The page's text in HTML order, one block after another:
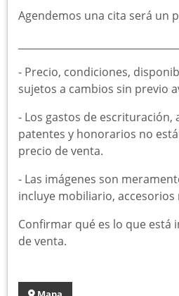
Agendemos una cita será un
-︎ Precio, condiciones,
sujetos a cambios sin previo
-︎ Los gastos de escrituración,
patentes y honorarios no
precio de venta.
-︎ Las imágenes son
incluye mobiliario, accesorios
Confirmar qué es lo que está
de venta.